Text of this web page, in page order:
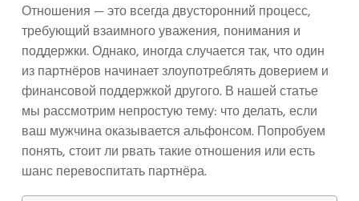
Отношения — это всегда двусторонний процесс,
требующий взаимного уважения, понимания и
поддержки. Однако, иногда случается так, что один
из партнёров начинает злоупотреблять доверием и
финансовой поддержкой другого. В нашей статье
мы рассмотрим непростую тему: что делать, если
ваш мужчина оказывается альфонсом. Попробуем
понять, стоит ли рвать такие отношения или есть
шанс перевоспитать партнёра.